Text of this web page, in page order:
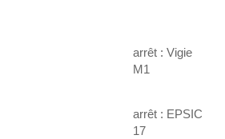
arrêt : Vigie
M1
arrêt : EPSIC
17